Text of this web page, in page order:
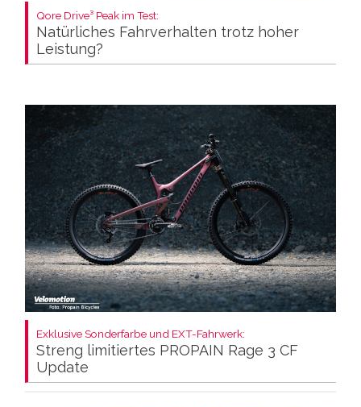
Qore Drive³ Peak im Test:
Natürliches Fahrverhalten trotz hoher
Leistung?
Exklusive Sonderfarbe und EXT-Fahrwerk:
Streng limitiertes PROPAIN Rage 3 CF
Update